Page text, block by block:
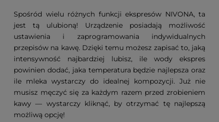
Spośród wielu różnych funkcji ekspresów NIVONA, ta
jest tą ulubioną! Urządzenie posiadają możliwość
ustawienia i zaprogramowania indywidualnych
przepisów na kawę. Dzięki temu możesz zapisać to, jaką
intensywność najbardziej lubisz, ile wody ekspres
powinien dodać, jaka temperatura będzie najlepsza oraz
ile mleka wystarczy do idealnej kompozycji. Już nie
musisz męczyć się za każdym razem przed zrobieniem
kawy — wystarczy kliknąć, by otrzymać tę najlepszą
możliwą opcję!